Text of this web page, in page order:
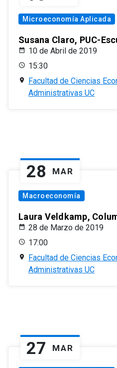
Microeconomía Aplicada
Susana Claro, PUC-
10 de Abril de 2019
15:30
Facultad de Ciencias
Administrativas UC
28 MAR
Macroeconomía
Laura Veldkamp,
28 de Marzo de 2019
17:00
Facultad de Ciencias
Administrativas UC
27 MAR